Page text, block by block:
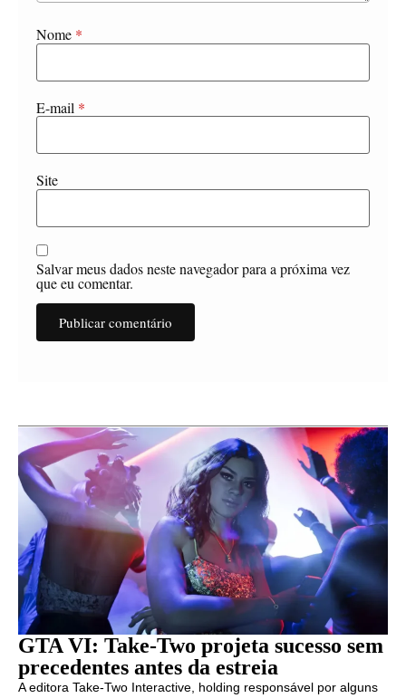
Nome *
E-mail *
Site
Salvar meus dados neste navegador para a próxima vez
que eu comentar.
GTA VI: Take-Two projeta sucesso sem
precedentes antes da estreia
A editora Take-Two Interactive, holding responsável por alguns